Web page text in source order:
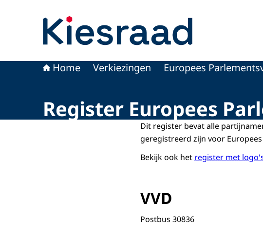
Home Verkiezingen Europees
Register Europees
Dit register bevat alle
geregistreerd zijn voor
Bekijk ook het register met
VVD
Postbus 30836